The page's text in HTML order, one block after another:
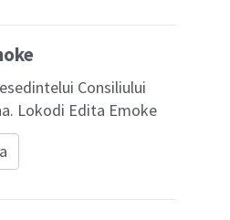
Consiliului
Lokodi Edita Emoke